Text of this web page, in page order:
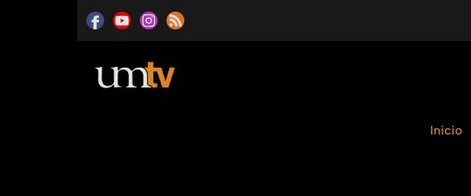
Inicio